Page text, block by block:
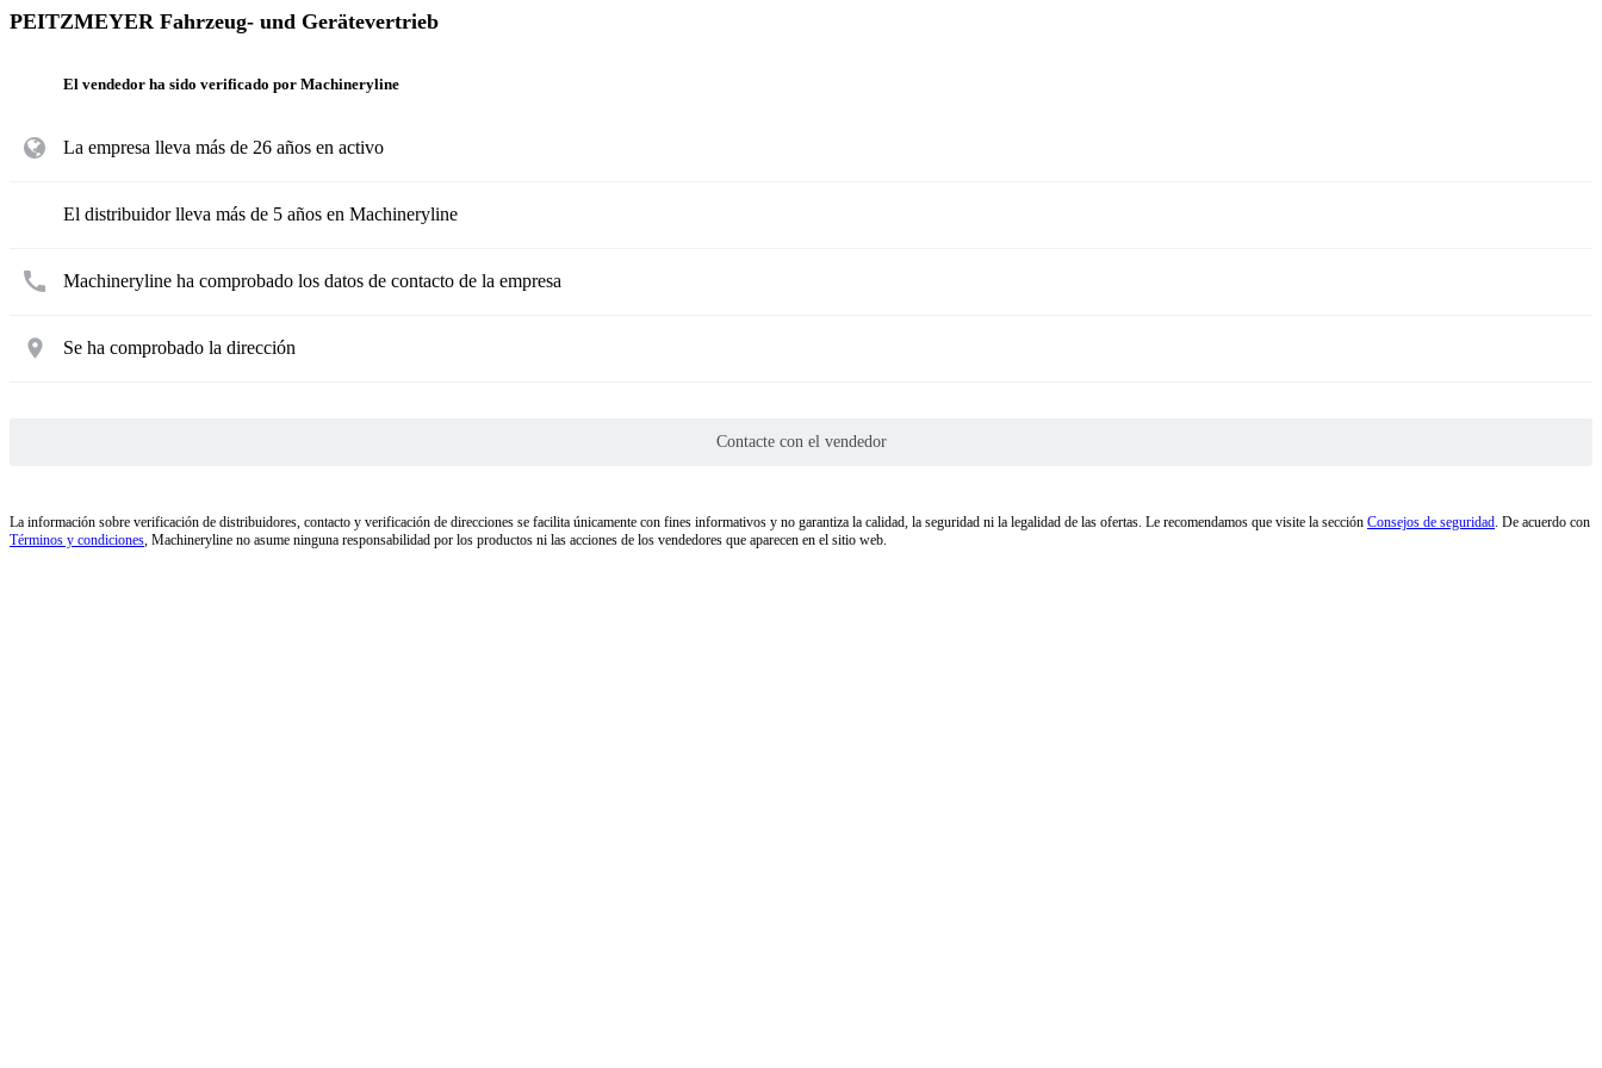
PEITZMEYER Fahrzeug- und Gerätevertrieb
El vendedor ha sido verificado por Machineryline
La empresa lleva más de 26 años en activo
El distribuidor lleva más de 5 años en Machineryline
Machineryline ha comprobado los datos de contacto de la empresa
Se ha comprobado la dirección
Contacte con el vendedor
La información sobre verificación de distribuidores, contacto y verificación de direcciones se facilita únicamente con fines informativos y no garantiza la calidad, la seguridad ni la legalidad de las ofertas. Le recomendamos que visite la sección Consejos de seguridad. De acuerdo con
Términos y condiciones, Machineryline no asume ninguna responsabilidad por los productos ni las acciones de los vendedores que aparecen en el sitio web.